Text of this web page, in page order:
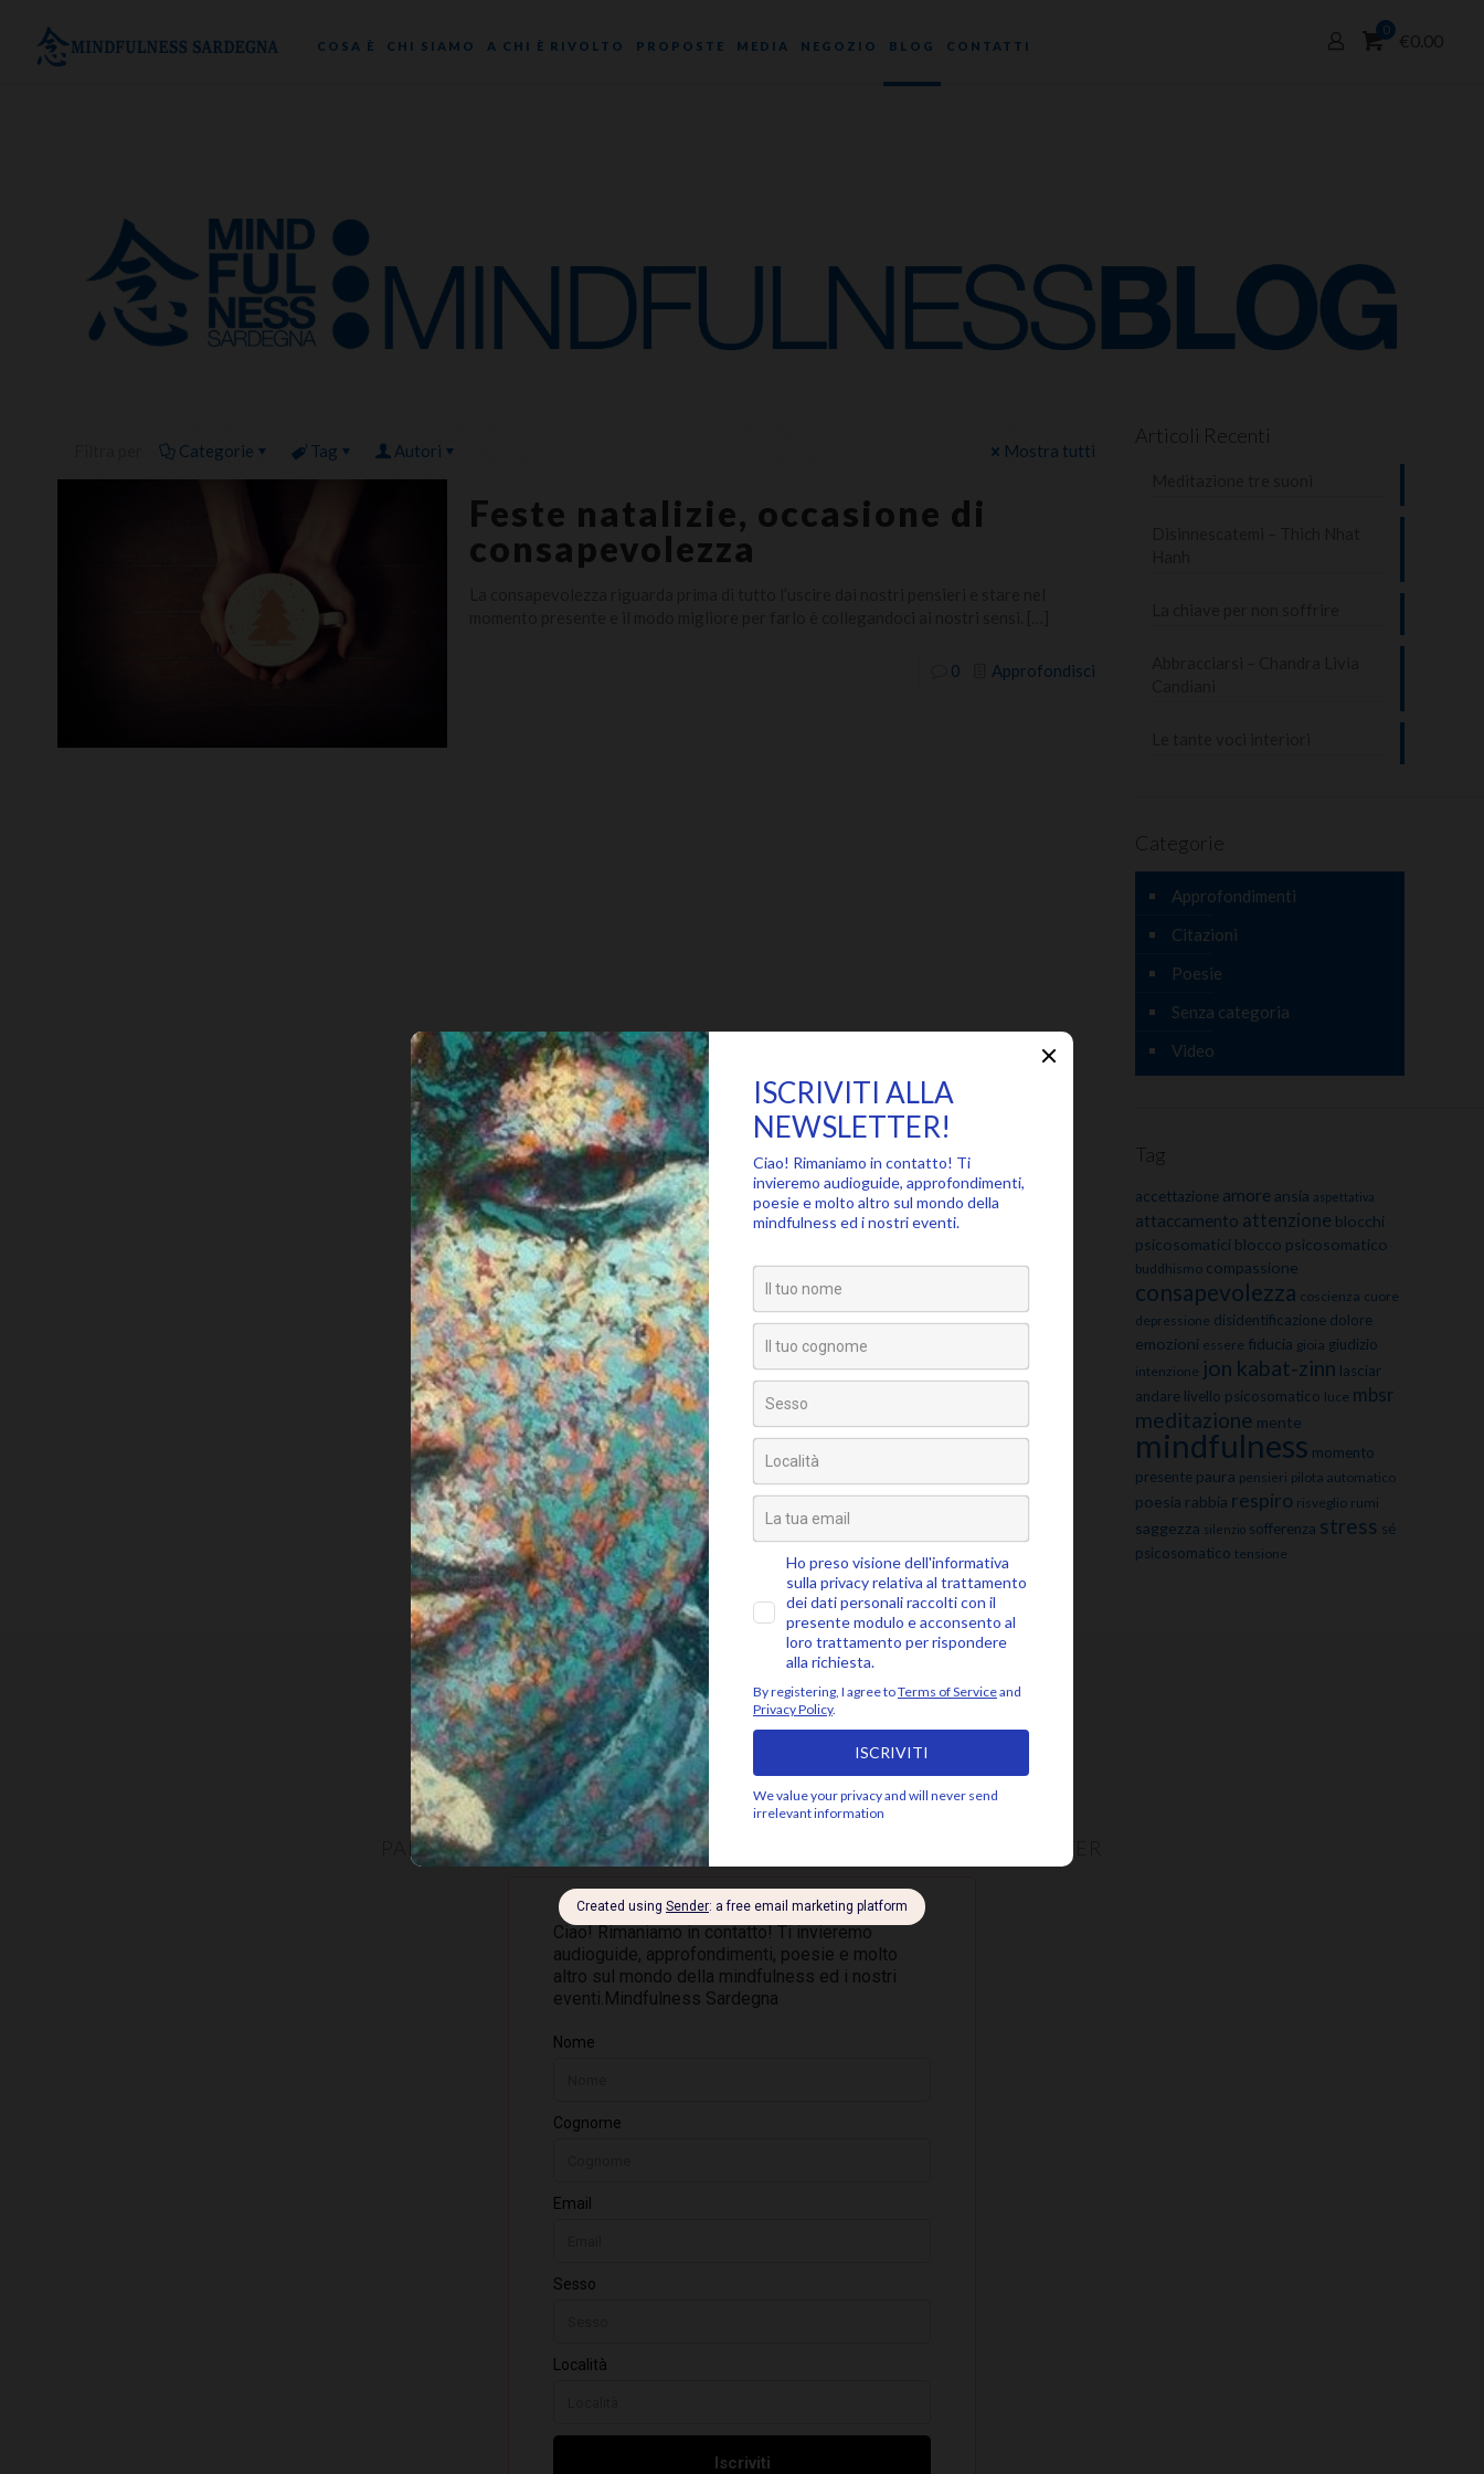
COSA È CHI SIAMO A CHI È RIVOLTO PROPOSTE MEDIA NEGOZIO BLOG CONTATTI
0
€0.00
Categorie Tag Autori Mostra tutti
Feste natalizie, occasione di
consapevolezza
0 Approfondisci
Articoli Recenti
Categorie
Approfondimenti
Citazioni
Poesie
Senza categoria
Video
Tag
accettazione amore ansia aspettativa
attaccamento attenzione blocchi
psicosomatici blocco psicosomatico
buddhismo compassione
consapevolezza coscienza cuore
depressione disidentificazione dolore
emozioni essere fiducia gioia giudizio
intenzione jon kabat-zinn lasciar
andare livello psicosomatico luce mbsr
meditazione mente
mindfulness momento
presente paura pensieri pilota automatico
poesia rabbia respiro risveglio rumi
saggezza silenzio sofferenza stress sé
psicosomatico tensione
SEGUICI SU
PARTECIPA ALLA COMMUNITY MINDFUL, ISCRIVITI ALLA NEWSLETTER